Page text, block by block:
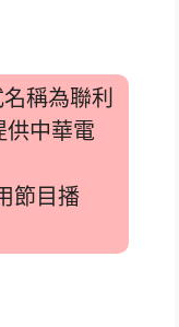
稱為聯利
供中華電
節目播